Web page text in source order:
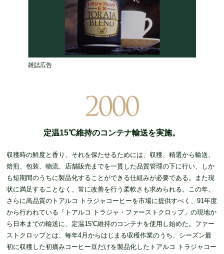
雑誌広告
定温15℃維持のコンテナ輸送を実施。
収穫時の鮮度と香り、それを保たせるためには、収穫、精選から輸送、
焙煎、包装、物流、店舗販売までを一貫した品質管理の下に行い、しか
も短期間のうちに製品化することができる仕組みが必要である。また現
状に満足することなく、常に改善を行う柔軟さも求められる。この年、
さらに高品質のトアルコ トラジャコーヒーを市場に提供すべく、91年度
から行われている「トアルコ トラジャ・ファーストクロップ」の現地か
ら日本までの輸送に、定温15℃維持のコンテナを使用し始めた。ファー
ストクロップとは、毎年4月からはじまる収穫作業のうち、シーズン最
初に収穫した初摘みコーヒー豆だけを製品化したトアルコ トラジャコー